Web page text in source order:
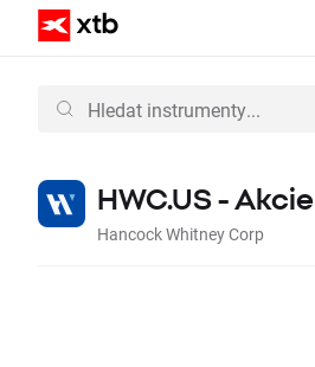
HWC.US - Akcie
Hancock Whitney Corp